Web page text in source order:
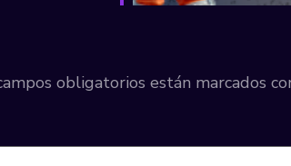
obligatorios están marcados